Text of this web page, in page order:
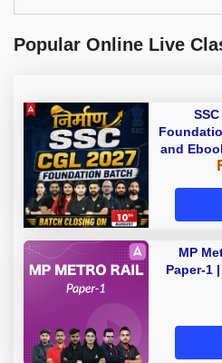
Popular Online Live
and
MP
Paper-1